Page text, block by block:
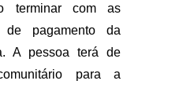
terminar com as
pagamento da
A pessoa terá de
para a